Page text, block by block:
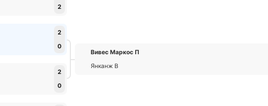
2
2
0
2
0
Вивес Маркос П
Янканж В